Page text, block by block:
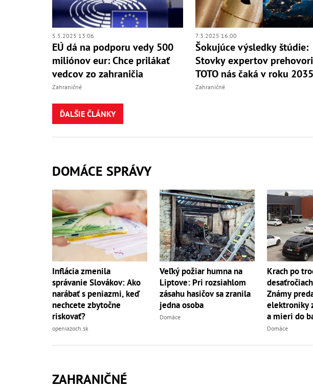
5.5.2025 13:06
EÚ dá na podporu vedy 500
miliónov eur: Chce prilákať
vedcov zo zahraničia
Zahraničné
7.3.2025 16:00
Šokujúce výsledky štúdie:
Stovky expertov
TOTO nás čaká v roku 2035
Zahraničné
ĎALŠIE ČLÁNKY
DOMÁCE SPRÁVY
Inflácia zmenila
správanie Slovákov: Ako
narábať s peniazmi, keď
nechcete zbytočne
riskovať?
openiazoch.sk
Veľký požiar humna na
Liptove: Pri rozsiahlom
zásahu hasičov sa zranila
jedna osoba
Domáce
Krach po
Známy
elektroniky
a mieri do
Domáce
ZAHRANIČNÉ